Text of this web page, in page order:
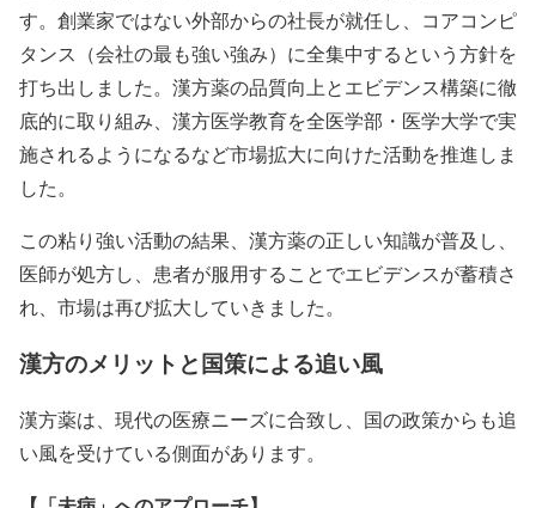
す。創業家ではない外部からの社長が就任し、コアコンピ
タンス（会社の最も強い強み）に全集中するという方針を
打ち出しました。漢方薬の品質向上とエビデンス構築に徹
底的に取り組み、漢方医学教育を全医学部・医学大学で実
施されるようになるなど市場拡大に向けた活動を推進しま
した。
この粘り強い活動の結果、漢方薬の正しい知識が普及し、
医師が処方し、患者が服用することでエビデンスが蓄積さ
れ、市場は再び拡大していきました。
漢方のメリットと国策による追い風
漢方薬は、現代の医療ニーズに合致し、国の政策からも追
い風を受けている側面があります。